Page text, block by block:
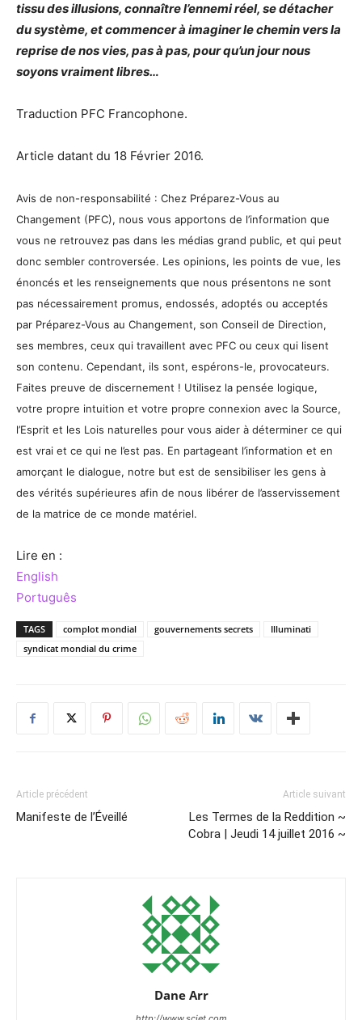
tissu des illusions, connaître l’ennemi réel, se détacher
du système, et commencer à imaginer le chemin vers la
reprise de nos vies, pas à pas, pour qu’un jour nous
soyons vraiment libres…
Traduction PFC Francophone.
Article datant du 18 Février 2016.
Avis de non-responsabilité : Chez Préparez-Vous au
Changement (PFC), nous vous apportons de l’information que
vous ne retrouvez pas dans les médias grand public, et qui peut
donc sembler controversée. Les opinions, les points de vue, les
énoncés et les renseignements que nous présentons ne sont
pas nécessairement promus, endossés, adoptés ou acceptés
par Préparez-Vous au Changement, son Conseil de Direction,
ses membres, ceux qui travaillent avec PFC ou ceux qui lisent
son contenu. Cependant, ils sont, espérons-le, provocateurs.
Faites preuve de discernement ! Utilisez la pensée logique,
votre propre intuition et votre propre connexion avec la Source,
l’Esprit et les Lois naturelles pour vous aider à déterminer ce qui
est vrai et ce qui ne l’est pas. En partageant l’information et en
amorçant le dialogue, notre but est de sensibiliser les gens à
des vérités supérieures afin de nous libérer de l’asservissement
de la matrice de ce monde matériel.
Lire en :
English
Português
TAGS complot mondial gouvernements secrets
Illuminati
syndicat mondial du crime
Article précédent
Manifeste de l’Éveillé
Article suivant
Les Termes de la Reddition ~
Cobra | Jeudi 14 juillet 2016 ~
Dane Arr